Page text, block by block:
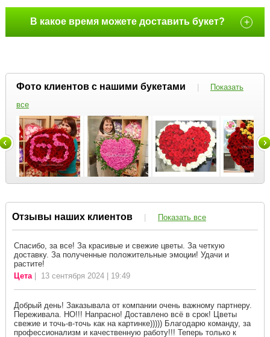
В какое время можете доставить букет? +
Фото клиентов с нашими букетами |
Показать
все
Отзывы наших клиентов | Показать все
Спасибо, за все! За красивые и свежие цветы. За четкую
доставку. За полученные положительные эмоции! Удачи и
растите!
Цета| 13 сентября 2024 | 19:49
Добрый день! Заказывала от компании очень важному партнеру.
Переживала. НО!!! Напрасно! Доставлено всё в срок! Цветы
свежие и точь-в-точь как на картинке))))) Благодарю команду, за
профессионализм и качественную работу!!! Теперь только к